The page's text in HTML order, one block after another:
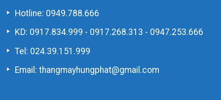
Hotline: 0949.788.666
KD: 0917.834.999 - 0917.268.313 - 0947.253.666
Tel: 024.39.151.999
Email: thangmayhungphat@gmail.com